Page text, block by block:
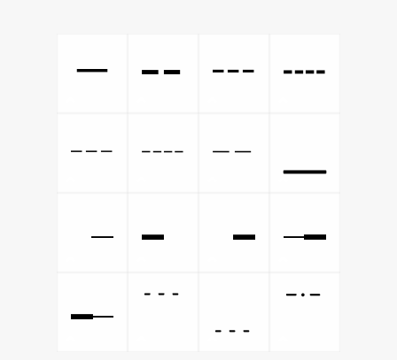
─ ╍ ┅
┉
┄
┈ ╌
╶
╸ ╺
╼
╾
﹉ ﹊